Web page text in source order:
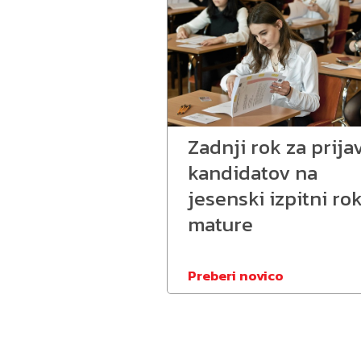
Zadnji rok za
kandidatov na
jesenski izpitni
mature
Preberi novico